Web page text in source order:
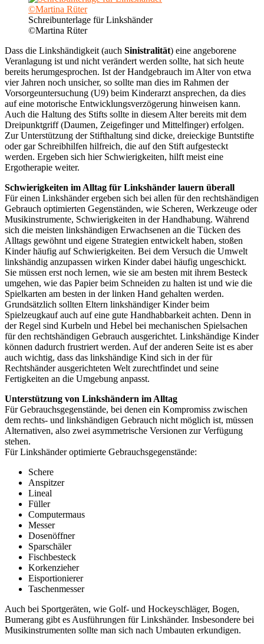
Schreibunterlage für Linkshänder
©Martina Rüter
Dass die Linkshändigkeit (auch Sinistralität) eine angeborene
Veranlagung ist und nicht verändert werden sollte, hat sich heute
bereits herumgesprochen. Ist der Handgebrauch im Alter von etwa
vier Jahren noch unsicher, so sollte man dies im Rahmen der
Vorsorgeuntersuchung (U9) beim Kinderarzt ansprechen, da dies
auf eine motorische Entwicklungsverzögerung hinweisen kann.
Auch die Haltung des Stifts sollte in diesem Alter bereits mit dem
Dreipunktgriff (Daumen, Zeigefinger und Mittelfinger) erfolgen.
Zur Unterstützung der Stifthaltung sind dicke, dreieckige Buntstifte
oder gar Schreibhilfen hilfreich, die auf den Stift aufgesteckt
werden. Ergeben sich hier Schwierigkeiten, hilft meist eine
Ergotherapie weiter.
Schwierigkeiten im Alltag für Linkshänder lauern überall
Für einen Linkshänder ergeben sich bei allen für den rechtshändigen
Gebrauch optimierten Gegenständen, wie Scheren, Werkzeuge oder
Musikinstrumente, Schwierigkeiten in der Handhabung. Während
sich die meisten linkshändigen Erwachsenen an die Tücken des
Alltags gewöhnt und eigene Strategien entwickelt haben, stoßen
Kinder häufig auf Schwierigkeiten. Bei dem Versuch die Umwelt
linkshändig anzupassen wirken Kinder dabei häufig ungeschickt.
Sie müssen erst noch lernen, wie sie am besten mit ihrem Besteck
umgehen, wie das Papier beim Schneiden zu halten ist und wie die
Spielkarten am besten in der linken Hand gehalten werden.
Grundsätzlich sollten Eltern linkshändiger Kinder beim
Spielzeugkauf auch auf eine gute Handhabbarkeit achten. Denn in
der Regel sind Kurbeln und Hebel bei mechanischen Spielsachen
für den rechtshändigen Gebrauch ausgerichtet. Linkshändige Kinder
können dadurch frustriert werden. Auf der anderen Seite ist es aber
auch wichtig, dass das linkshändige Kind sich in der für
Rechtshänder ausgerichteten Welt zurechtfindet und seine
Fertigkeiten an die Umgebung anpasst.
Unterstützung von Linkshändern im Alltag
Für Gebrauchsgegenstände, bei denen ein Kompromiss zwischen
dem rechts- und linkshändigen Gebrauch nicht möglich ist, müssen
Alternativen, also zwei asymmetrische Versionen zur Verfügung
stehen.
Für Linkshänder optimierte Gebrauchsgegenstände:
Schere
Anspitzer
Lineal
Füller
Computermaus
Messer
Dosenöffner
Sparschäler
Fischbesteck
Korkenzieher
Eisportionierer
Taschenmesser
Auch bei Sportgeräten, wie Golf- und Hockeyschläger, Bogen,
Bumerang gibt es Ausführungen für Linkshänder. Insbesondere bei
Musikinstrumenten sollte man sich nach Umbauten erkundigen.